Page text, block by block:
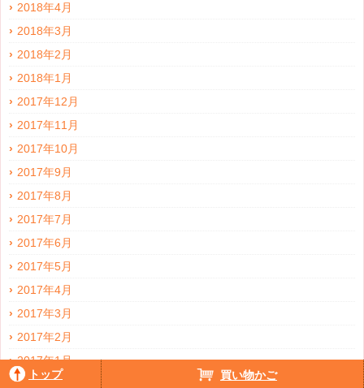
2018年4月
2018年3月
2018年2月
2018年1月
2017年12月
2017年11月
2017年10月
2017年9月
2017年8月
2017年7月
2017年6月
2017年5月
2017年4月
2017年3月
2017年2月
2017年1月
2016年12月
トップ 買い物かご